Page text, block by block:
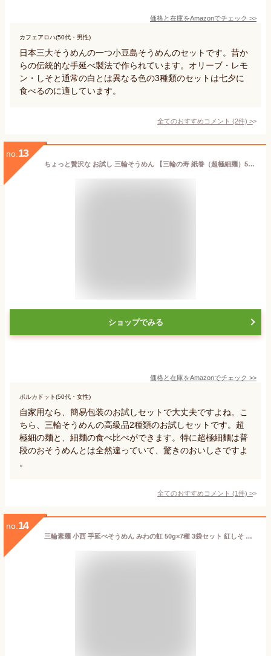
価格と在庫をAmazonでチェック >>
カフェアロハ(50代・男性)
日本三大そうめんの一つ小豆島そうめんのセットです。昔か
らの伝統的な手延べ製法で作られています。オリーブ・レモ
ン・しそと通常の白とは異なる色の3種類のセットは七夕に
食べるのに適しています。
全てのおすすめコメント (2件) >
no. 13
ちょっと贅沢な お試し 三輪そうめん 【三輪の寿 紙巻（超極細麺）50g×5束、三輪の白髭（細麺）50ｇ×3束 】 三輪素麺 高級 ギフト 簡単調理 少量 SB-15
ショップでみる
価格と在庫をAmazonでチェック >>
ポルカドット(50代・女性)
自家用なら、簡易包装のお試しセットで大丈夫ですよね。こ
ちら、三輪そうめんの高級品2種類のお試しセットです。超
極細の麺と、細麺の食べ比べができます。特に超極細麵は普
段のおそうめんとは全然違っていて、驚きのおいしさですよ
。
全てのおすすめコメント (1件) >
no. 14
三輪素麺 小西 手延べそうめん みわの虹 50g×7種 3袋セット 紅しそ トマト しょうが よもぎ 青しそ ブルーベリー 紫芋 素麺 みわのにじ ギフト対応不可 送料無料 (sa)